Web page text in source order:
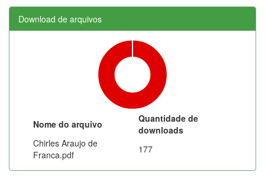
Download de arquivos
Nome do arquivo
Quantidade de
downloads
Chirles Araujo de
Franca.pdf
177